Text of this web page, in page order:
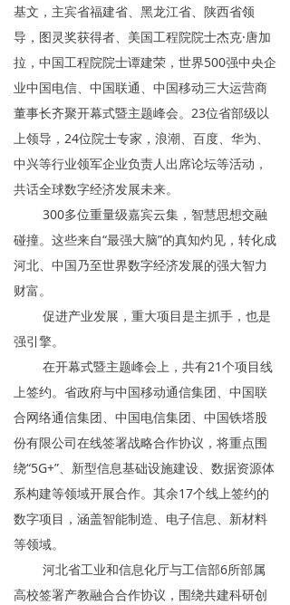
基文，主宾省福建省、黑龙江省、陕西省领
导，图灵奖获得者、美国工程院院士杰克·唐加
拉，中国工程院院士谭建荣，世界500强中央企
业中国电信、中国联通、中国移动三大运营商
董事长齐聚开幕式暨主题峰会。23位省部级以
上领导，24位院士专家，浪潮、百度、华为、
中兴等行业领军企业负责人出席论坛等活动，
共话全球数字经济发展未来。
300多位重量级嘉宾云集，智慧思想交融
碰撞。这些来自“最强大脑”的真知灼见，转化成
河北、中国乃至世界数字经济发展的强大智力
财富。
促进产业发展，重大项目是主抓手，也是
强引擎。
在开幕式暨主题峰会上，共有21个项目线
上签约。省政府与中国移动通信集团、中国联
合网络通信集团、中国电信集团、中国铁塔股
份有限公司在线签署战略合作协议，将重点围
绕“5G+”、新型信息基础设施建设、数据资源体
系构建等领域开展合作。其余17个线上签约的
数字项目，涵盖智能制造、电子信息、新材料
等领域。
河北省工业和信息化厅与工信部6所部属
高校签署产教融合合作协议，围绕共建科研创